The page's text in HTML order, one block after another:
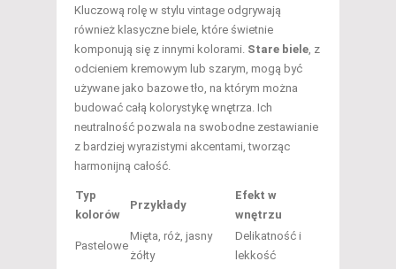
Kluczową rolę w stylu vintage odgrywają
również klasyczne biele, które świetnie
komponują się z innymi kolorami. Stare biele, z
odcieniem kremowym lub szarym, mogą być
używane jako bazowe tło, na którym można
budować całą kolorystykę wnętrza. Ich
neutralność pozwala na swobodne zestawianie
z bardziej wyrazistymi akcentami, tworząc
harmonijną całość.
Typ
kolorów
Przykłady
Efekt w
wnętrzu
Pastelowe
Mięta, róż, jasny
żółty
Delikatność i
lekkość